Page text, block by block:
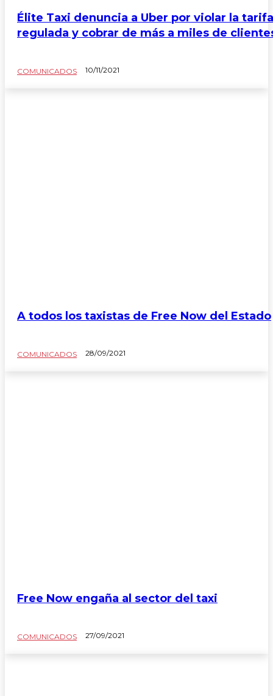
Élite Taxi denuncia a Uber por violar la tarifa
regulada y cobrar de más a miles de
COMUNICADOS 10/11/2021
A todos los taxistas de Free Now del Estado
COMUNICADOS 28/09/2021
Free Now engaña al sector del taxi
COMUNICADOS 27/09/2021